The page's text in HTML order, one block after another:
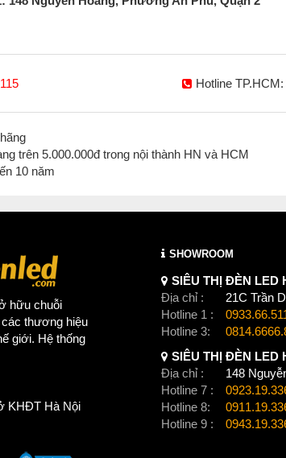
Hotline TP.HCM:
trên 5.000.000đ trong nội thành HN và HCM
10 năm
hữu chuỗi
thương hiệu
giới. Hệ thống
KHĐT Hà Nội
SHOWROOM
SIÊU THỊ ĐÈN LED
Địa chỉ :
21C Trần
Hotline 1 :
Hotline 3:
SIÊU THỊ ĐÈN LED
Địa chỉ :
148
Hotline 7 :
Hotline 8:
Hotline 9 :